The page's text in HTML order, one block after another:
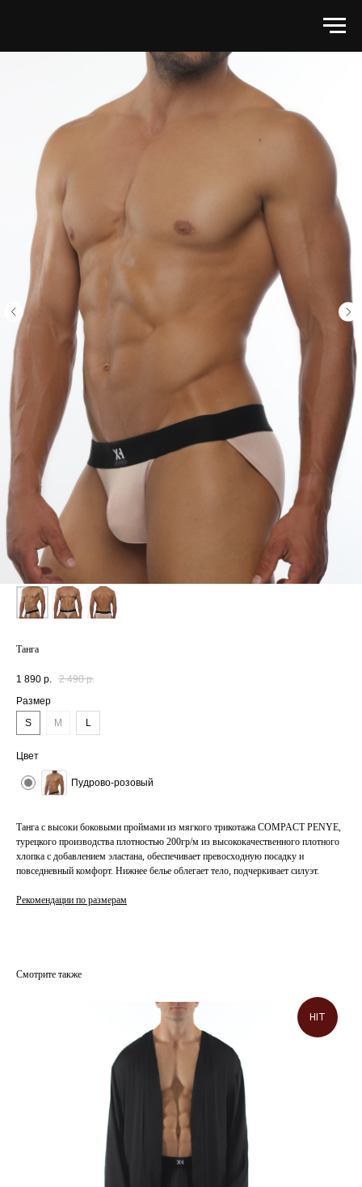
Танга
1 890 р. 2 490 р.
Размер
S
M L
Цвет
Пудрово-розовый
Танга с высоки боковыми проймами из мягкого трикотажа COMPACT PENYE,
турецкого производства плотностью 200гр/м из высококачественного плотного
хлопка с добавлением эластана, обеспечивает превосходную посадку и
повседневный комфорт. Нижнее белье облегает тело, подчеркивает силуэт.
Рекомендации по размерам
Смотрите также
HIT